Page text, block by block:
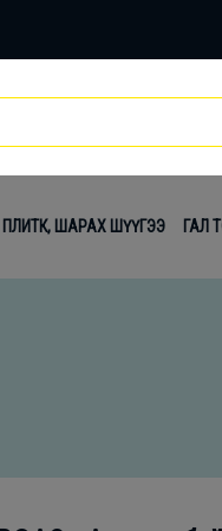
ПЛИТК, ШАРАХ ШҮҮГЭЭ ГАЛ